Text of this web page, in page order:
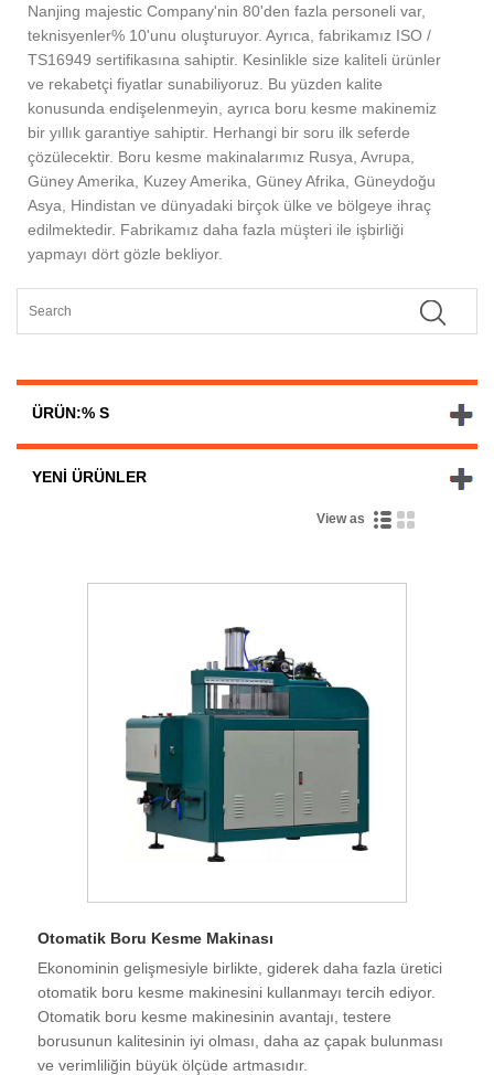
Nanjing majestic Company'nin 80'den fazla personeli var,
teknisyenler% 10'unu oluşturuyor. Ayrıca, fabrikamız ISO /
TS16949 sertifikasına sahiptir. Kesinlikle size kaliteli ürünler
ve rekabetçi fiyatlar sunabiliyoruz. Bu yüzden kalite
konusunda endişelenmeyin, ayrıca boru kesme makinemiz
bir yıllık garantiye sahiptir. Herhangi bir soru ilk seferde
çözülecektir. Boru kesme makinalarımız Rusya, Avrupa,
Güney Amerika, Kuzey Amerika, Güney Afrika, Güneydoğu
Asya, Hindistan ve dünyadaki birçok ülke ve bölgeye ihraç
edilmektedir. Fabrikamız daha fazla müşteri ile işbirliği
yapmayı dört gözle bekliyor.
ÜRÜN:% S
YENI ÜRÜNLER
View as
Otomatik Boru Kesme Makinası
Ekonominin gelişmesiyle birlikte, giderek daha fazla üretici
otomatik boru kesme makinesini kullanmayı tercih ediyor.
Otomatik boru kesme makinesinin avantajı, testere
borusunun kalitesinin iyi olması, daha az çapak bulunması
ve verimliliğin büyük ölçüde artmasıdır.